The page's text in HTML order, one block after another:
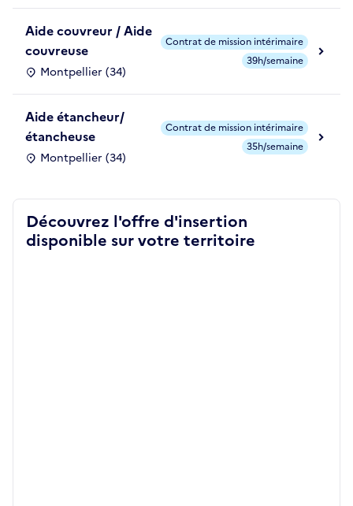
Aide couvreur / Aide
couvreuse
Montpellier (34)
Contrat de mission intérimaire
39h/semaine
Aide étancheur/
étancheuse
Montpellier (34)
Contrat de mission intérimaire
35h/semaine
Découvrez l'offre d'insertion
disponible sur votre territoire